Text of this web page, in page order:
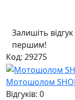
Залишіть
першим!
Код: 29275
Мотошолом
Відгуків: 0